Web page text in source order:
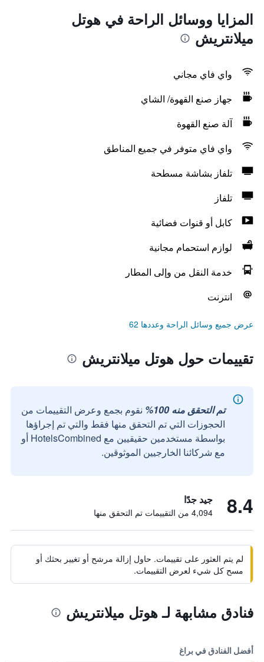
المزايا ووسائل الراحة في هوتل
ميلانتريش
واي فاي مجاني
جهاز صنع القهوة/ الشاي
آلة صنع القهوة
واي فاي متوفر في جميع المناطق
تلفاز بشاشة مسطحة
تلفاز
كابل أو قنوات فضائية
لوازم استحمام مجانية
خدمة النقل من وإلى المطار
انترنت
عرض جميع وسائل الراحة وعددها 62
تقييمات حول هوتل ميلانتريش
تم التحقق منه 100%
نقوم بجمع وعرض التقييمات من
الحجوزات التي تم التحقق منها فقط والتي تم إجراؤها
بواسطة مستخدمين حقيقيين مع HotelsCombined أو
مع شركائنا الخارجيين الموثوقين.
8.4 جيد جدًا
4,094 من التقييمات تم التحقق منها
لم يتم العثور على تقييمات. حاول إزالة مرشح أو تغيير بحثك أو
مسح كل شيء لعرض التقييمات.
فنادق مشابهة لـ هوتل ميلانتريش
أفضل الفنادق في براغ